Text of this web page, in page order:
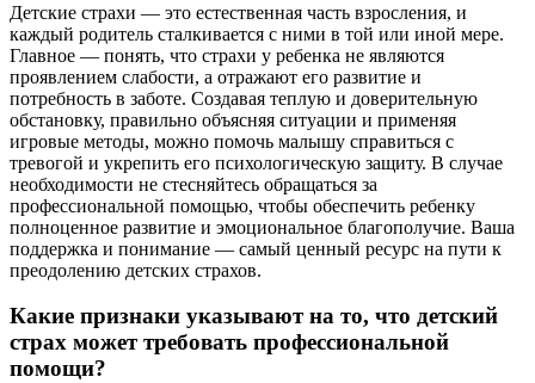
Детские страхи — это естественная часть взросления, и
каждый родитель сталкивается с ними в той или иной мере.
Главное — понять, что страхи у ребенка не являются
проявлением слабости, а отражают его развитие и
потребность в заботе. Создавая теплую и доверительную
обстановку, правильно объясняя ситуации и применяя
игровые методы, можно помочь малышу справиться с
тревогой и укрепить его психологическую защиту. В случае
необходимости не стесняйтесь обращаться за
профессиональной помощью, чтобы обеспечить ребенку
полноценное развитие и эмоциональное благополучие. Ваша
поддержка и понимание — самый ценный ресурс на пути к
преодолению детских страхов.
Какие признаки указывают на то, что детский
страх может требовать профессиональной
помощи?